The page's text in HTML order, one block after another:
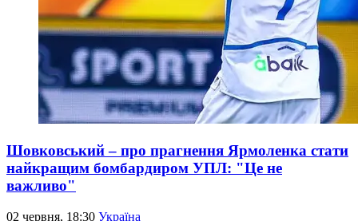
Шовковський – про прагнення Ярмоленка стати
найкращим бомбардиром УПЛ: "Це не
важливо"
02 червня, 18:30 Україна